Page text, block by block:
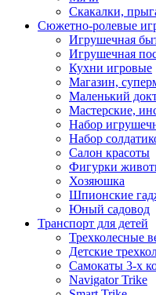
Скакалки,
Сюжетно-ролевые
Игрушечная
Игрушечная
Кухни игровые
Магазин,
Маленький
Мастерские,
Набор
Набор
Салон красоты
Фигурки
Хозяюшка
Шпионские
Юный садовод
Транспорт для детей
Трехколесные
Детские
Самокаты 3-х
Navigator Trike